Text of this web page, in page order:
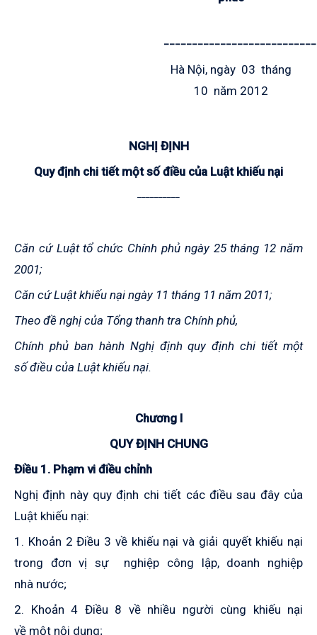
Hà Nội, ngày 03 tháng
10 năm 2012
NGHỊ ĐỊNH
Quy định chi tiết một số điều của Luật khiếu nại
Căn cứ Luật tổ chức Chính phủ ngày 25 tháng 12 năm
2001;
Căn cứ Luật khiếu nại ngày 11 tháng 11 năm 2011;
Theo đề nghị của Tổng thanh tra Chính phủ,
Chính phủ ban hành Nghị định quy định chi tiết một
số điều của Luật khiếu nại.
Chương I
QUY ĐỊNH CHUNG
Điều 1. Phạm vi điều chỉnh
Nghị định này quy định chi tiết các điều sau đây của
Luật khiếu nại:
1. Khoản 2 Điều 3 về khiếu nại và giải quyết khiếu nại
trong đơn vị sự nghiệp công lập, doanh nghiệp
nhà nước;
2. Khoản 4 Điều 8 về nhiều người cùng khiếu nại
về một nội dung;